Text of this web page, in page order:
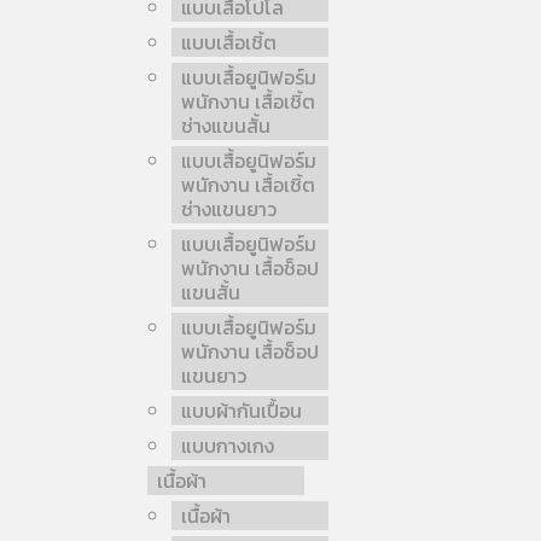
แบบเสื้อโปโล
แบบเสื้อเชิ้ต
แบบเสื้อยูนิฟอร์ม
พนักงาน เสื้อเชิ้ต
ช่างแขนสั้น
แบบเสื้อยูนิฟอร์ม
พนักงาน เสื้อเชิ้ต
ช่างแขนยาว
แบบเสื้อยูนิฟอร์ม
พนักงาน เสื้อช็อป
แขนสั้น
แบบเสื้อยูนิฟอร์ม
พนักงาน เสื้อช็อป
แขนยาว
แบบผ้ากันเปื้อน
แบบกางเกง
เนื้อผ้า
เนื้อผ้า